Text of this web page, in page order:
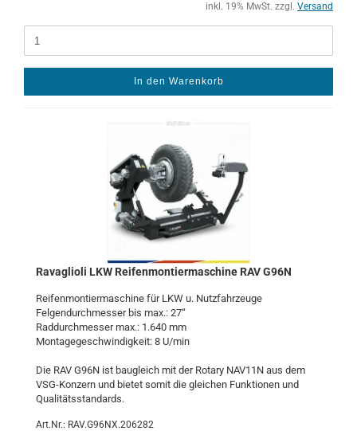
inkl. 19% MwSt. zzgl. Versand
In den Warenkorb
Ra­vaglio­li LKW Rei­fen­mon­tier­ma­schi­ne RAV G96N
Rei­fen­mon­tier­ma­schi­ne für LKW u. Nutz­fahr­zeu­ge
Fel­gen­durch­mes­ser bis max.: 27“
Rad­durch­mes­ser max.: 1.640 mm
Mon­ta­ge­ge­schwin­dig­keit: 8 U/min
Die RAV G96N ist bau­gleich mit der Ro­ta­ry NAV11N aus dem
VSG-​Konzern und bie­tet somit die glei­chen Funk­tio­nen und
Qua­li­täts­stan­dards.
Art.Nr.: RAV.G96NX.206282